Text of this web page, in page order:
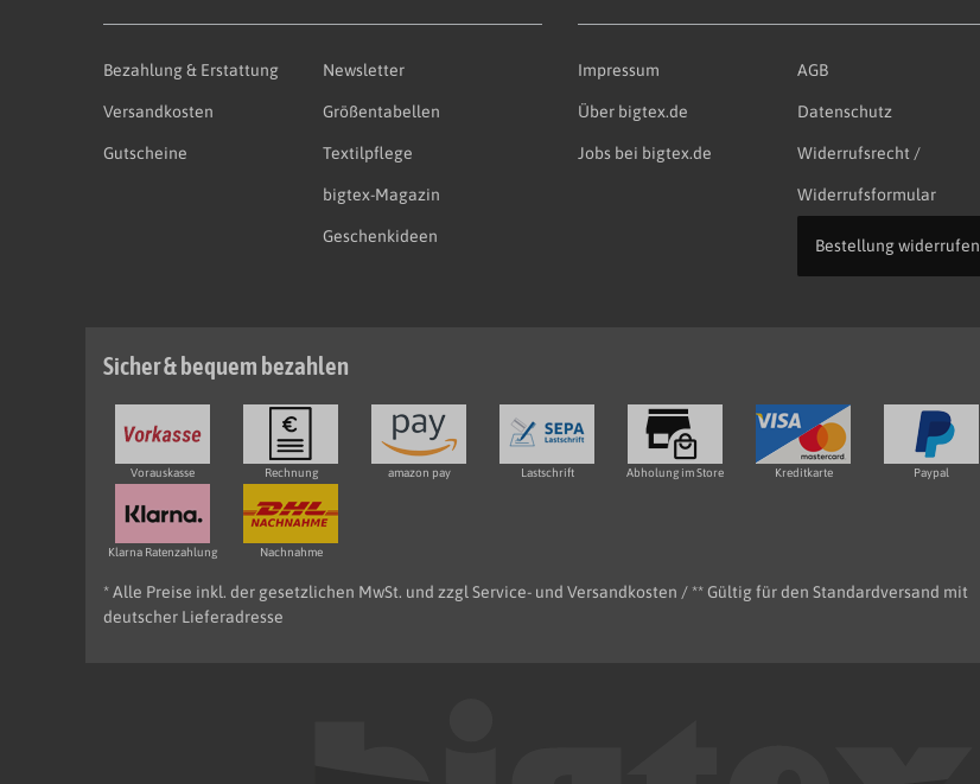
Bezahlung & Erstattung
Versandkosten
Gutscheine
Newsletter
Größentabellen
Textilpflege
bigtex-Magazin
Geschenkideen
Impressum
Über bigtex.de
Jobs bei bigtex.de
AGB
Datenschutz
Widerrufsrecht /
Widerrufsformular
Bestellung widerrufen
Sicher & bequem bezahlen
Vorauskasse Rechnung amazon pay Lastschrift Abholung im Store Kreditkarte Paypal
Klarna Ratenzahlung Nachnahme
* Alle Preise inkl. der gesetzlichen MwSt. und zzgl Service- und Versandkosten / ** Gültig für den Standardversand mit
deutscher Lieferadresse